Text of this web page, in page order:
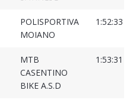
POLISPORTIVA
MOIANO
1:52:33
MTB
CASENTINO
BIKE A.S.D
1:53:31